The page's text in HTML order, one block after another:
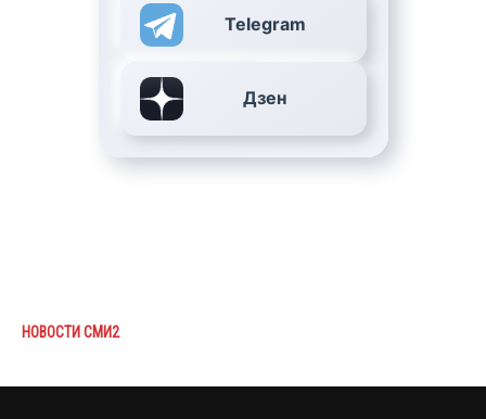
Telegram
Дзен
НОВОСТИ СМИ2